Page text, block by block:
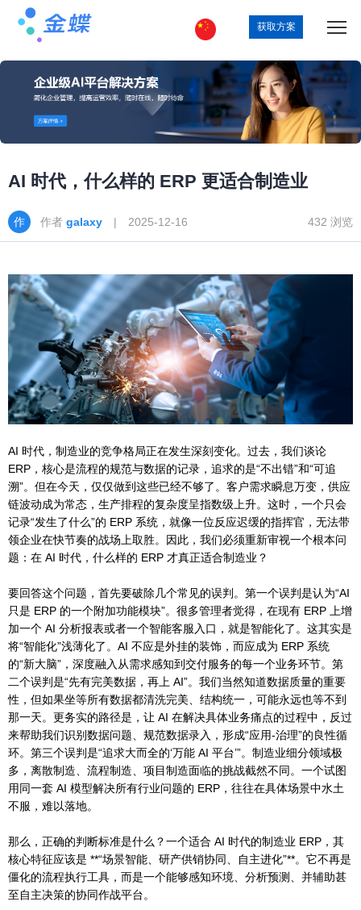
获取方案
AI 时代，什么样的 ERP 更适合制造业
作者 galaxy | 2025-12-16 432 浏览
AI 时代，制造业的竞争格局正在发生深刻变化。过去，我们谈论
ERP，核心是流程的规范与数据的记录，追求的是“不出错”和“可追
溯”。但在今天，仅仅做到这些已经不够了。客户需求瞬息万变，供应
链波动成为常态，生产排程的复杂度呈指数级上升。这时，一个只会
记录“发生了什么”的 ERP 系统，就像一位反应迟缓的指挥官，无法带
领企业在快节奏的战场上取胜。因此，我们必须重新审视一个根本问
题：在 AI 时代，什么样的 ERP 才真正适合制造业？
要回答这个问题，首先要破除几个常见的误判。第一个误判是认为“AI
只是 ERP 的一个附加功能模块”。很多管理者觉得，在现有 ERP 上增
加一个 AI 分析报表或者一个智能客服入口，就是智能化了。这其实是
将“智能化”浅薄化了。AI 不应是外挂的装饰，而应成为 ERP 系统
的“新大脑”，深度融入从需求感知到交付服务的每一个业务环节。第
二个误判是“先有完美数据，再上 AI”。我们当然知道数据质量的重要
性，但如果坐等所有数据都清洗完美、结构统一，可能永远也等不到
那一天。更务实的路径是，让 AI 在解决具体业务痛点的过程中，反过
来帮助我们识别数据问题、规范数据录入，形成“应用-治理”的良性循
环。第三个误判是“追求大而全的‘万能 AI 平台’”。制造业细分领域极
多，离散制造、流程制造、项目制造面临的挑战截然不同。一个试图
用同一套 AI 模型解决所有行业问题的 ERP，往往在具体场景中水土
不服，难以落地。
那么，正确的判断标准是什么？一个适合 AI 时代的制造业 ERP，其
核心特征应该是 **“场景智能、研产供销协同、自主进化”**。它不再是
僵化的流程执行工具，而是一个能够感知环境、分析预测、并辅助甚
至自主决策的协同作战平台。